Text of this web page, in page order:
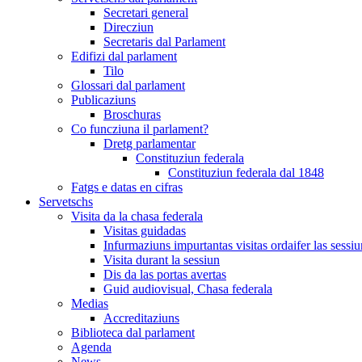
Secretari general
Direcziun
Secretaris dal Parlament
Edifizi dal parlament
Tilo
Glossari dal parlament
Publicaziuns
Broschuras
Co funcziuna il parlament?
Dretg parlamentar
Constituziun federala
Constituziun federala dal 1848
Fatgs e datas en cifras
Servetschs
Visita da la chasa federala
Visitas guidadas
Infurmaziuns impurtantas visitas ordaifer las
Visita durant la sessiun
Dis da las portas avertas
Guid audiovisual, Chasa federala
Medias
Accreditaziuns
Biblioteca dal parlament
Agenda